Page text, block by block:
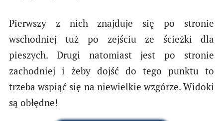
Pierwszy z nich znajduje się po stronie
wschodniej tuż po zejściu ze ścieżki dla
pieszych. Drugi natomiast jest po stronie
zachodniej i żeby dojść do tego punktu to
trzeba wspiąć się na niewielkie wzgórze. Widoki
są obłędne!